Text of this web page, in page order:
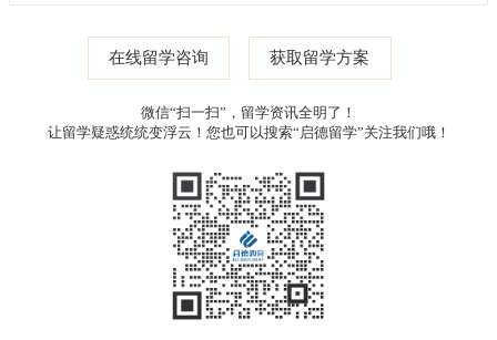
在线留学咨询 获取留学方案
微信“扫一扫”，留学资讯全明了！
让留学疑惑统统变浮云！您也可以搜索“启德留学”关注我们哦！